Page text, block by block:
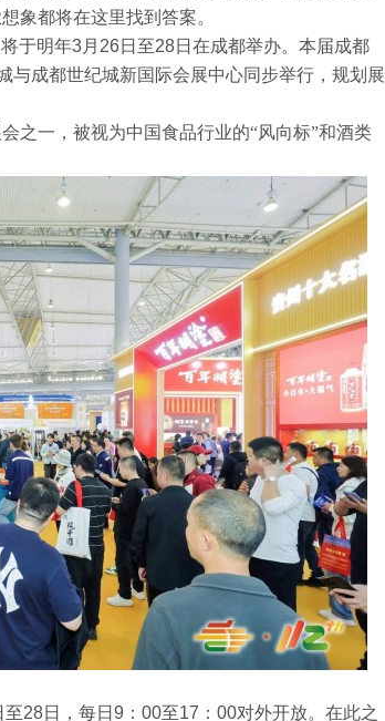
象都将在这里找到答案。
于明年3月26日至28日在成都举办。本届成都
与成都世纪城新国际会展中心同步举行，规划展
之一，被视为中国食品行业的“风向标”和酒类
28日，每日9：00至17：00对外开放。在此之